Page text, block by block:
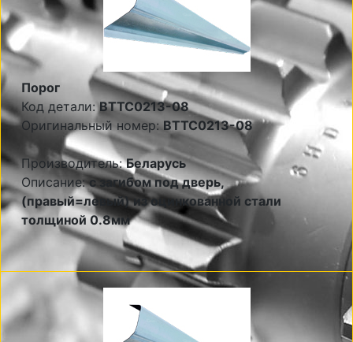
Порог
Код детали:BTTC0213-08
Оригинальный номер:BTTC0213-08
Производитель:Беларусь
Описание:с загибом под дверь,
(правый=левый) из оцинкованной стали
толщиной 0.8мм